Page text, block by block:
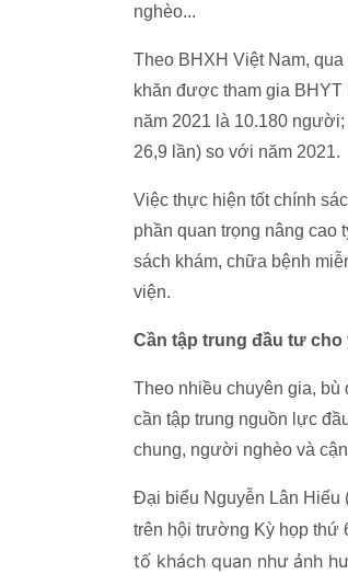
nghèo...
Theo BHXH Việt Nam,
khăn được tham gia
năm 2021 là 10.180
26,9 lần) so với năm 2021.
Việc thực hiện tốt chính
phần quan trọng nâng
sách khám, chữa bệnh
viện.
Cần tập trung đầu tư cho
Theo nhiều chuyên gia,
cần tập trung nguồn lực
chung, người nghèo và
Đại biểu Nguyễn Lân Hiếu
trên hội trường Kỳ họp thứ
tố khách quan như ảnh